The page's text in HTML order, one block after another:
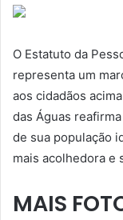
O Estatuto da
representa um
aos cidadãos
das Águas
de sua população
mais acolhedora e
MAIS